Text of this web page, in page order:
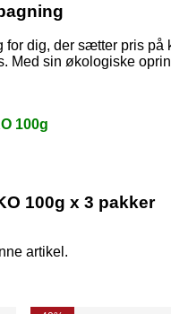
dig, der sætter pris
Med sin økologiske
100g
100g x 3 pakker
artikel.